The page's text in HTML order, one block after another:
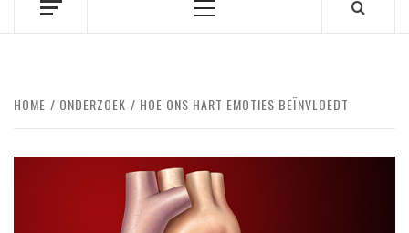
Primair
HOME ONDERZOEK HOE ONS HART EMOTIES BEÏNVLOEDT